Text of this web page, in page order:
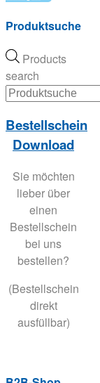
Produktsuche
Products
search
Bestellschein
Download
Sie möchten
lieber über
einen
Bestellschein
bei uns
bestellen?
(Bestellschein
direkt
ausfüllbar)